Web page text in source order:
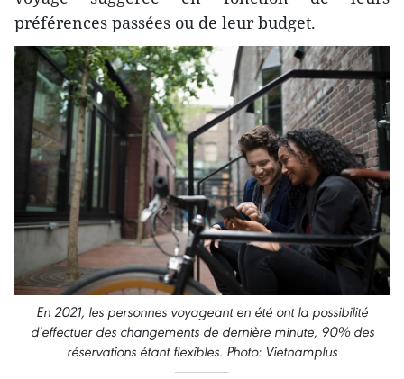
préférences passées ou de leur budget.
En 2021, les personnes voyageant en été ont la possibilité
d'effectuer des changements de dernière minute, 90% des
réservations étant flexibles. Photo: Vietnamplus